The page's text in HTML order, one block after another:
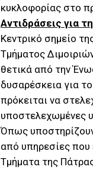
κυκλοφορίας στο
Αντιδράσεις για
Κεντρικό σημείο
Τμήματος
θετικά από την
δυσαρέσκεια για
πρόκειται να
υποστελεχωμένες
Όπως
από υπηρεσίες που
Τμήματα της